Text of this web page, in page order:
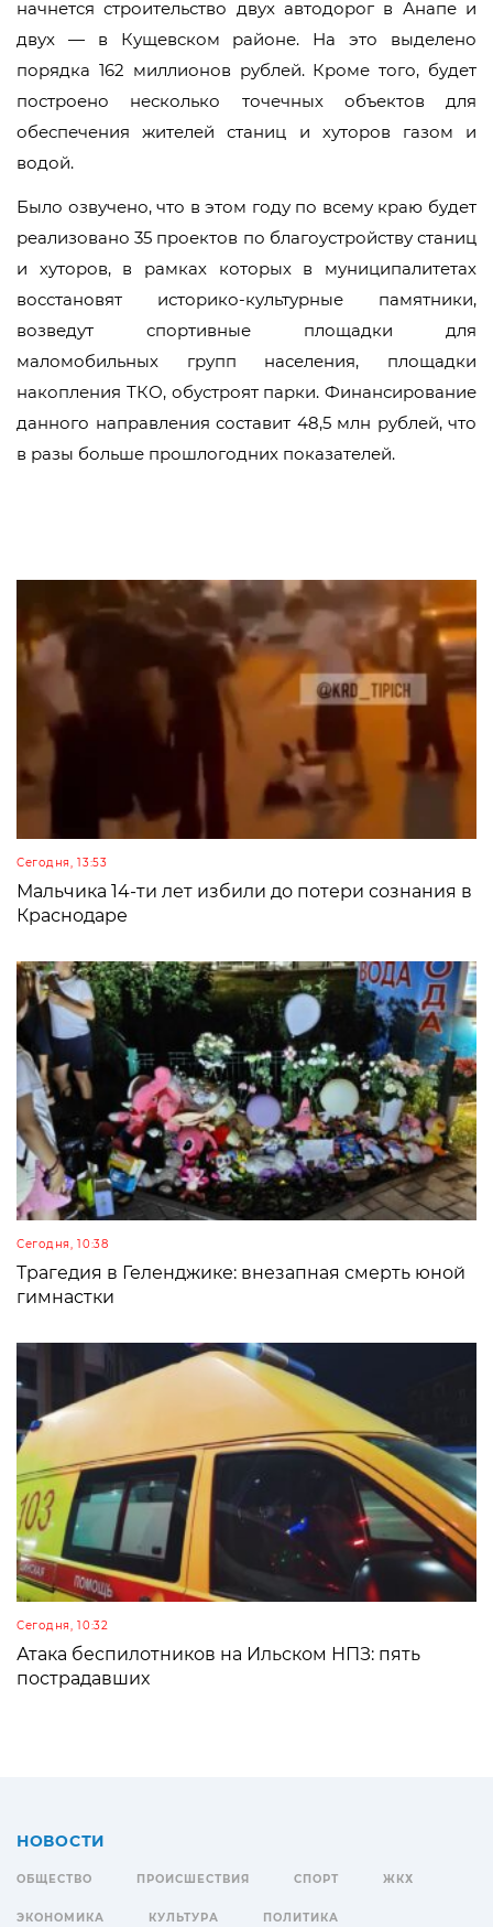
начнется строительство двух автодорог в Анапе и
двух — в Кущевском районе. На это выделено
порядка 162 миллионов рублей. Кроме того, будет
построено несколько точечных объектов для
обеспечения жителей станиц и хуторов газом и
водой.
Было озвучено, что в этом году по всему краю будет
реализовано 35 проектов по благоустройству станиц
и хуторов, в рамках которых в муниципалитетах
восстановят историко-культурные памятники,
возведут спортивные площадки для
маломобильных групп населения, площадки
накопления ТКО, обустроят парки. Финансирование
данного направления составит 48,5 млн рублей, что
в разы больше прошлогодних показателей.
Сегодня, 13:53
Мальчика 14-ти лет избили до потери сознания в
Краснодаре
Сегодня, 10:38
Трагедия в Геленджике: внезапная смерть юной
гимнастки
Сегодня, 10:32
Атака беспилотников на Ильском НПЗ: пять
пострадавших
НОВОСТИ
ОБЩЕСТВО ПРОИСШЕСТВИЯ СПОРТ ЖКХ
ЭКОНОМИКА КУЛЬТУРА ПОЛИТИКА